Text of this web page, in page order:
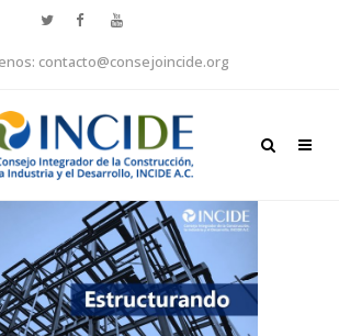
contacto@consejoincide.org